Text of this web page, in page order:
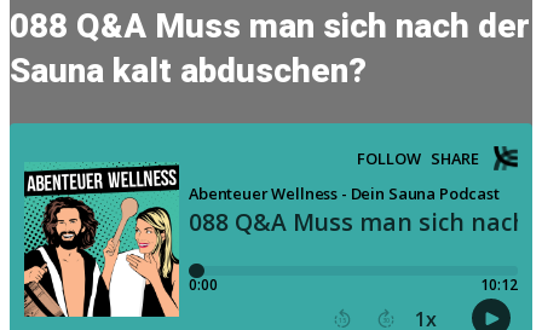
088 Q&A Muss man sich nach der
Sauna kalt abduschen?